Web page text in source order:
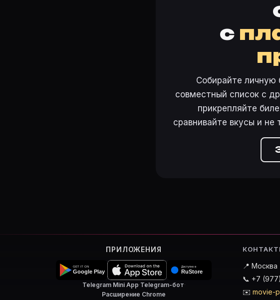
с
Собирайте личную
совместный список с
прикрепляйте
сравнивайте вкусы и
ПРИЛОЖЕНИЯ
Telegram Mini App·Telegram-бот·
Расширение Chrome
📍 Москва
📞 +7
✉️ movie-